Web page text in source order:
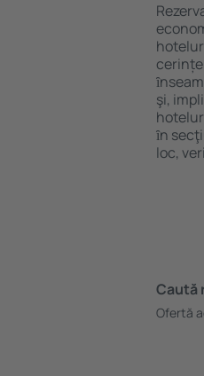
şi,
ȋn
loc,
Caută
Ofertă